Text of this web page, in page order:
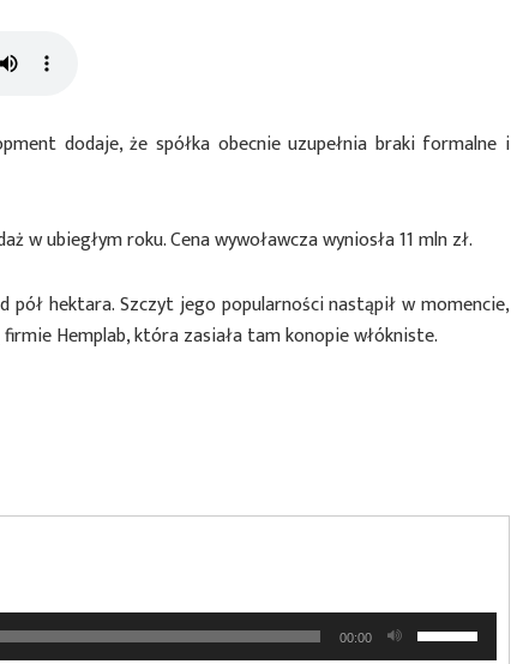
dodaje, że spółka obecnie uzupełnia braki formalne i
w ubiegłym roku. Cena wywoławcza wyniosła 11 mln zł.
pół hektara. Szczyt jego popularności nastąpił w momencie,
Hemplab, która zasiała tam konopie włókniste.
00:00
strzałek